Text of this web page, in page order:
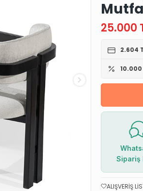
25.000
2.604
10.000
Sipariş
ALIŞVERIŞ